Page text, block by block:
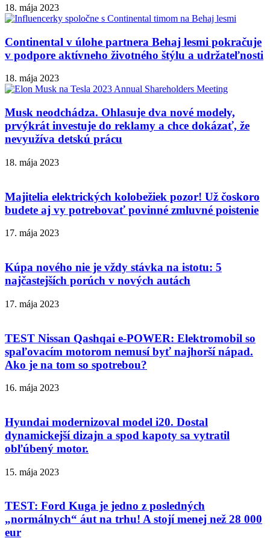
18. mája 2023
Continental v úlohe partnera Behaj lesmi pokračuje
v podpore aktívneho životného štýlu a udržateľnosti
18. mája 2023
Musk neodchádza. Ohlasuje dva nové modely,
prvýkrát investuje do reklamy a chce dokázať, že
nevyužíva detskú prácu
18. mája 2023
Majitelia elektrických kolobežiek pozor! Už čoskoro
budete aj vy potrebovať povinné zmluvné poistenie
17. mája 2023
Kúpa nového nie je vždy stávka na istotu: 5
najčastejších porúch v nových autách
17. mája 2023
TEST Nissan Qashqai e-POWER: Elektromobil so
spaľovacím motorom nemusí byť najhorší nápad.
Ako je na tom so spotrebou?
16. mája 2023
Hyundai modernizoval model i20. Dostal
dynamickejší dizajn a spod kapoty sa vytratil
obľúbený motor.
15. mája 2023
TEST: Ford Kuga je jedno z posledných
„normálnych“ áut na trhu! A stojí menej než 28 000
eur